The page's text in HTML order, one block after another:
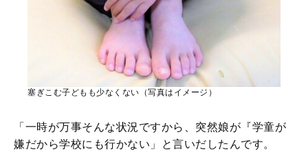
塞ぎこむ子どもも少なくない（写真はイメージ）
「一時が万事そんな状況ですから、突然娘が『学童が
嫌だから学校にも行かない」と言いだしたんです。